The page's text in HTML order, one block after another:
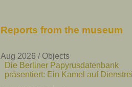
Reports from the museum
Aug 2026 / Objects
Die Berliner Papyrusdatenbank
präsentiert: Ein Kamel auf